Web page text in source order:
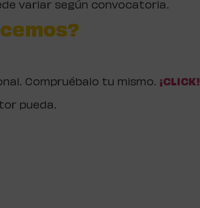
variar según convocatoria.
Compruébalo tu mismo. ¡CLICK!
pueda.